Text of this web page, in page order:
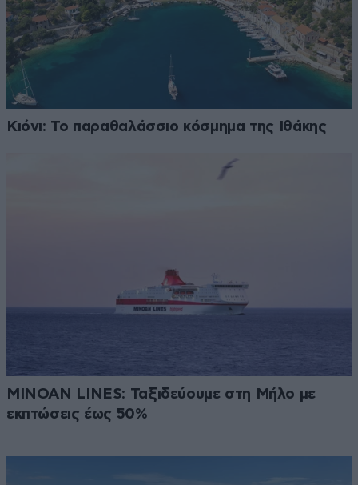
Κιόνι: Το παραθαλάσσιο κόσμημα της Ιθάκης
MINOAN LINES: Ταξιδεύουμε στη Μήλο με
εκπτώσεις έως 50%